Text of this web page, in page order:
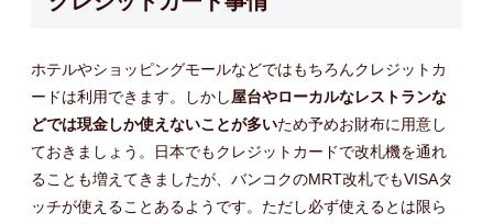
ホテルやショッピングモールなどではもちろんクレジットカ
ードは利用できます。しかし屋台やローカルなレストランな
どでは現金しか使えないことが多いため予めお財布に用意し
ておきましょう。日本でもクレジットカードで改札機を通れ
ることも増えてきましたが、バンコクのMRT改札でもVISAタ
ッチが使えることあるようです。ただし必ず使えるとは限ら